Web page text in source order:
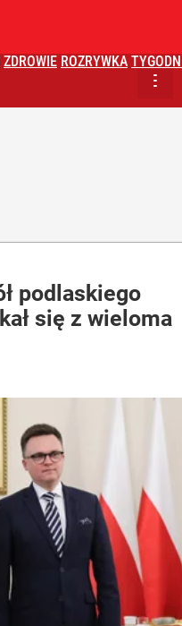
ZDROWIE ROZRYWKA
podlaskiego
się z wieloma